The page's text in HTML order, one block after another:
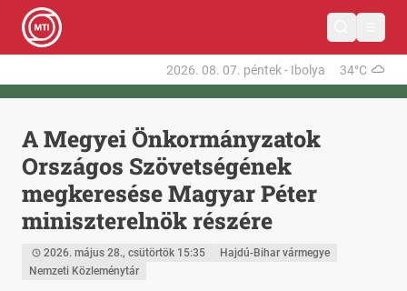
2026. 08. 07. péntek- Ibolya 34°C
A Megyei Önkormányzatok
Országos Szövetségének
megkeresése Magyar Péter
miniszterelnök részére
2026. május 28., csütörtök 15:35
Hajdú-Bihar vármegye
Nemzeti Közleménytár